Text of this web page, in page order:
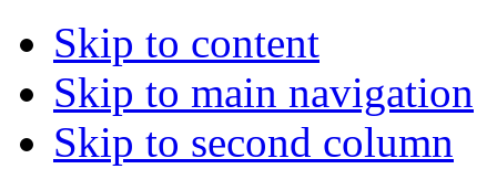
Skip to content
Skip to main navigation
Skip to second column